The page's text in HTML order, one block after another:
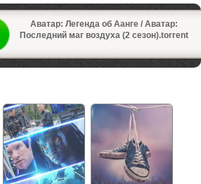
Аватар: Легенда об Аанге / Аватар:
Последний маг воздуха (2 сезон).torrent